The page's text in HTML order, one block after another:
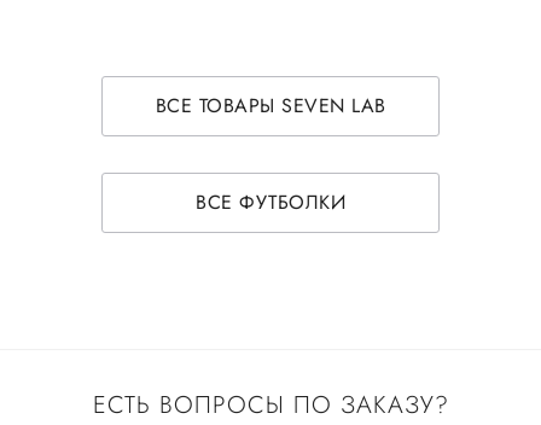
ВСЕ ТОВАРЫ SEVEN LAB
ВСЕ ФУТБОЛКИ
ЕСТЬ ВОПРОСЫ ПО ЗАКАЗУ?